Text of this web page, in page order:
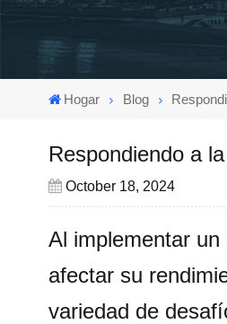
Hogar Blog
Respondiendo a
October 18, 2024
Al implementar un
afectar su
variedad de